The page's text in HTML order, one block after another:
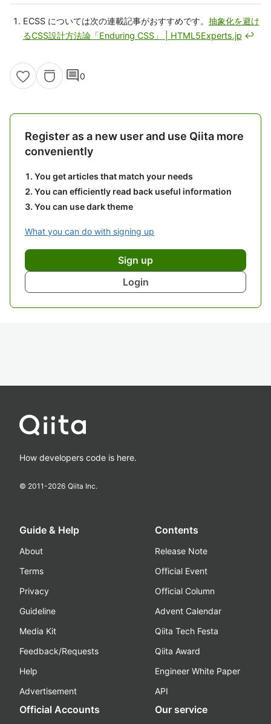
ECSS については次の連載記事がおすすめです。 抽象化を避け
るCSS設計方法論「Enduring CSS」 | HTML5Experts.jp ↩
comment0
Register as a new user and use Qiita more
conveniently
You get articles that match your needs
You can efficiently read back useful information
You can use dark theme
What you can do with signing up
Sign up
Login
How developers code is here.
© 2011-2026 Qiita Inc.
Guide & Help
About
Terms
Privacy
Guideline
Media Kit
Feedback/Requests
Help
Advertisement
Contents
Release Note
Official Event
Official Column
Advent Calendar
Qiita Tech Festa
Qiita Award
Engineer White Paper
API
Official Accounts Our service